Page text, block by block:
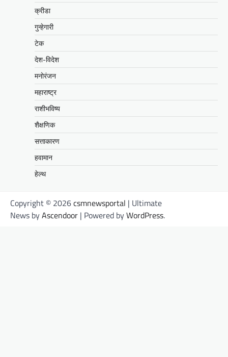
क्रीडा
गुन्हेगारी
टेक
देश-विदेश
मनोरंजन
महाराष्ट्र
राशीभविष्य
शैक्षणिक
सत्ताकारण
हवामान
हेल्थ
Copyright © 2026csmnewsportal | Ultimate
News byAscendoor | Powered byWordPress.